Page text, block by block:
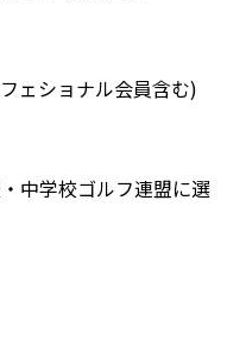
ェショナル会員含む)
中学校ゴルフ連盟に選